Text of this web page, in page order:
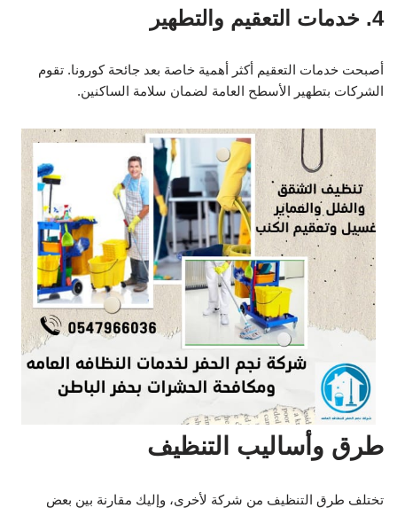
4. خدمات التعقيم والتطهير
أصبحت خدمات التعقيم أكثر أهمية خاصة بعد جائحة كورونا. تقوم
الشركات بتطهير الأسطح العامة لضمان سلامة الساكنين.
طرق وأساليب التنظيف
تختلف طرق التنظيف من شركة لأخرى، وإليك مقارنة بين بعض